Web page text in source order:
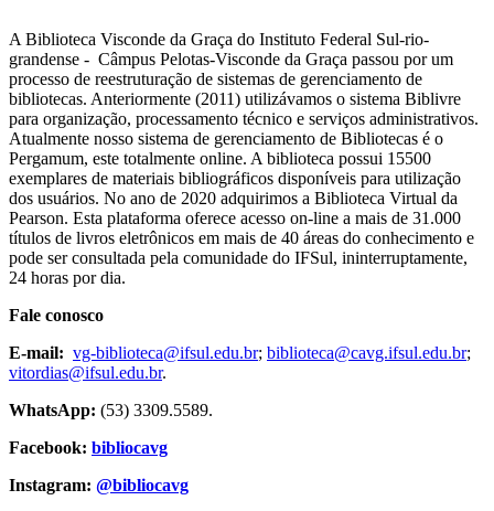
A Biblioteca Visconde da Graça do Instituto Federal Sul-rio-
grandense - Câmpus Pelotas-Visconde da Graça passou por um
processo de reestruturação de sistemas de gerenciamento de
bibliotecas. Anteriormente (2011) utilizávamos o sistema Biblivre
para organização, processamento técnico e serviços administrativos.
Atualmente nosso sistema de gerenciamento de Bibliotecas é o
Pergamum, este totalmente online. A biblioteca possui 15500
exemplares de materiais bibliográficos disponíveis para utilização
dos usuários. No ano de 2020 adquirimos a Biblioteca Virtual da
Pearson. Esta plataforma oferece acesso on-line a mais de 31.000
títulos de livros eletrônicos em mais de 40 áreas do conhecimento e
pode ser consultada pela comunidade do IFSul, ininterruptamente,
24 horas por dia.
Fale conosco
E-mail: vg-biblioteca@ifsul.edu.br; biblioteca@cavg.ifsul.edu.br;
vitordias@ifsul.edu.br.
WhatsApp: (53) 3309.5589.
Facebook: bibliocavg
Instagram: @bibliocavg